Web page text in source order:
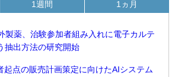
製薬、治験参加者組み入れに電子カルテ
抽出方法の研究開始
起点の販売計画策定に向けたAIシステム
1週間 1ヵ月